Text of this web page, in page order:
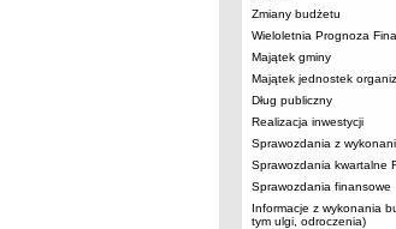
Zmiany budżetu
Wieloletnia Prognoza
Majątek gminy
Majątek jednostek
Dług publiczny
Realizacja inwestycji
Sprawozdania z
Sprawozdania kwartalne
Sprawozdania finansowe
Informacje z wykonania
tym ulgi, odroczenia)